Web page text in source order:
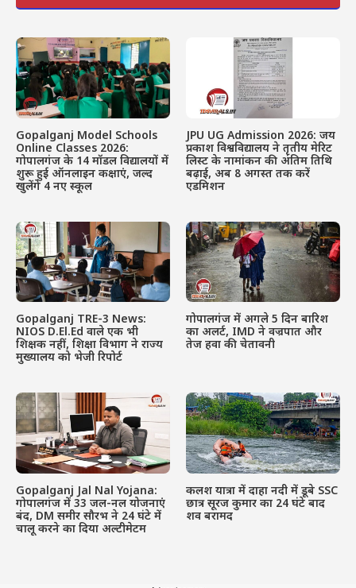
Gopalganj Model Schools
Online Classes 2026:
गोपालगंज के 14 मॉडल विद्यालयों में
शुरू हुई ऑनलाइन कक्षाएं, जल्द
खुलेंगे 4 नए स्कूल
JPU UG Admission 2026: जय
प्रकाश विश्वविद्यालय ने तृतीय मेरिट
लिस्ट के नामांकन की अंतिम तिथि
बढ़ाई, अब 8 अगस्त तक करें
एडमिशन
Gopalganj TRE-3 News:
NIOS D.El.Ed वाले एक भी
शिक्षक नहीं, शिक्षा विभाग ने राज्य
मुख्यालय को भेजी रिपोर्ट
गोपालगंज में अगले 5 दिन बारिश
का अलर्ट, IMD ने वज्रपात और
तेज हवा की चेतावनी
Gopalganj Jal Nal Yojana:
गोपालगंज में 33 जल-नल योजनाएं
बंद, DM समीर सौरभ ने 24 घंटे में
चालू करने का दिया अल्टीमेटम
कलश यात्रा में दाहा नदी में डूबे SSC
छात्र सूरज कुमार का 24 घंटे बाद
शव बरामद